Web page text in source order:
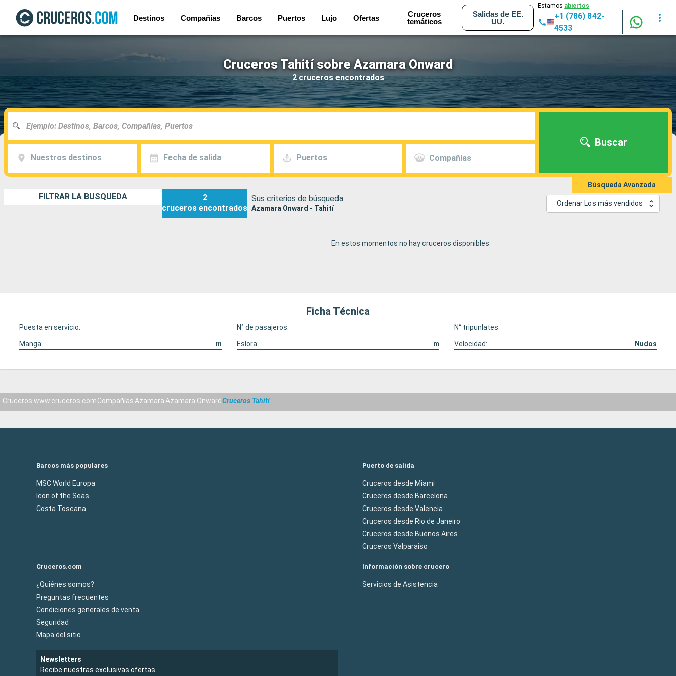
Destinos Compañías Barcos Puertos Lujo Ofertas
Cruceros
temáticos
Salidas de EE.
UU.
Estamos abiertos
+1 (786) 842-
4533
Cruceros Tahití sobre Azamara Onward
2 cruceros encontrados
Nuestros destinos Fecha de salida Puertos Compañías
Buscar
Búsqueda Avanzada
FILTRAR LA BÚSQUEDA
2
cruceros encontrados
Sus criterios de búsqueda:
Azamara Onward - Tahití
Ordenar Los más vendidos
En estos momentos no hay cruceros disponibles.
Ficha Técnica
Puesta en servicio: N° de pasajeros:
N° tripunlates:
Manga:
m Eslora: m Velocidad: Nudos
Cruceros www.cruceros.comCompañíasAzamaraAzamara OnwardCruceros Tahití
Barcos más populares
MSC World Europa
Icon of the Seas
Costa Toscana
Puerto de salida
Cruceros desde Miami
Cruceros desde Barcelona
Cruceros desde Valencia
Cruceros desde Rio de Janeiro
Cruceros desde Buenos Aires
Cruceros Valparaiso
Cruceros.com
¿Quiénes somos?
Preguntas frecuentes
Condiciones generales de venta
Seguridad
Mapa del sitio
Información sobre crucero
Servicios de Asistencia
Newsletters
Recibe nuestras exclusivas ofertas